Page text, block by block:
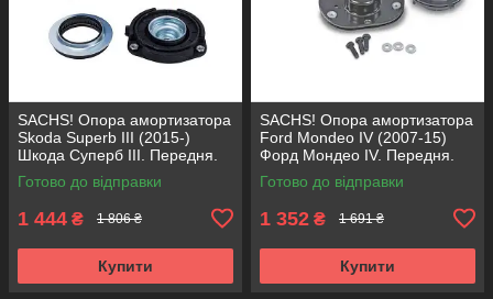
SACHS! Опора амортизатора
Skoda Superb III (2015-)
Шкода Суперб III. Передня.
803024 , KB657.27 ,
VKDA35167
Готово до відправки
1 444 ₴ 1 806 ₴
Купити
SACHS! Опора амортизатора
Ford Mondeo IV (2007-15)
Форд Мондео IV. Передня.
SM5676 , 803053 , KB652.30
Готово до відправки
1 352 ₴ 1 691 ₴
Купити